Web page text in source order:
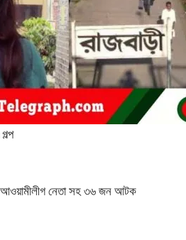
আওয়ামীলীগ নেতা সহ ৩৬ জন আটক